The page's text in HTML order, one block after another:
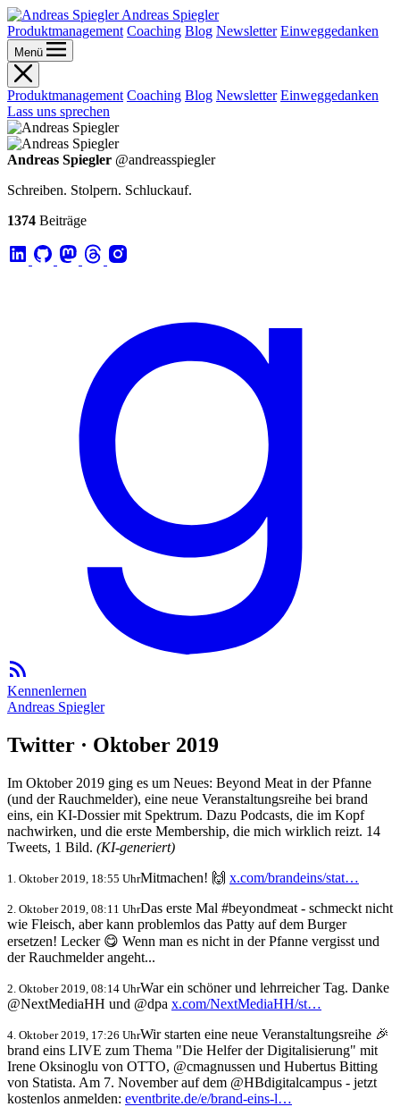
Andreas Spiegler
Produktmanagement Coaching Blog Newsletter Einweggedanken
Menü
Produktmanagement Coaching Blog Newsletter Einweggedanken
Lass uns sprechen
Andreas Spiegler @andreasspiegler
Schreiben. Stolpern. Schluckauf.
1374 Beiträge
Kennenlernen
Andreas Spiegler
Twitter · Oktober 2019
Im Oktober 2019 ging es um Neues: Beyond Meat in der Pfanne
(und der Rauchmelder), eine neue Veranstaltungsreihe bei brand
eins, ein KI-Dossier mit Spektrum. Dazu Podcasts, die im Kopf
nachwirken, und die erste Membership, die mich wirklich reizt. 14
Tweets, 1 Bild. (KI-generiert)
1. Oktober 2019, 18:55 UhrMitmachen! 🙌 x.com/brandeins/stat…
2. Oktober 2019, 08:11 UhrDas erste Mal #beyondmeat - schmeckt nicht
wie Fleisch, aber kann problemlos das Patty auf dem Burger
ersetzen! Lecker 😋 Wenn man es nicht in der Pfanne vergisst und
der Rauchmelder angeht...
2. Oktober 2019, 08:14 UhrWar ein schöner und lehrreicher Tag. Danke
@NextMediaHH und @dpa x.com/NextMediaHH/st…
4. Oktober 2019, 17:26 UhrWir starten eine neue Veranstaltungsreihe 🎉
brand eins LIVE zum Thema "Die Helfer der Digitalisierung" mit
Irene Oksinoglu von OTTO, @cmagnussen und Hubertus Bitting
von Statista. Am 7. November auf dem @HBdigitalcampus - jetzt
kostenlos anmelden: eventbrite.de/e/brand-eins-l…